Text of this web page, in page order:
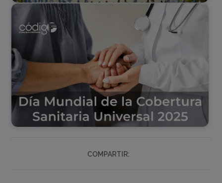
COMPARTIR: